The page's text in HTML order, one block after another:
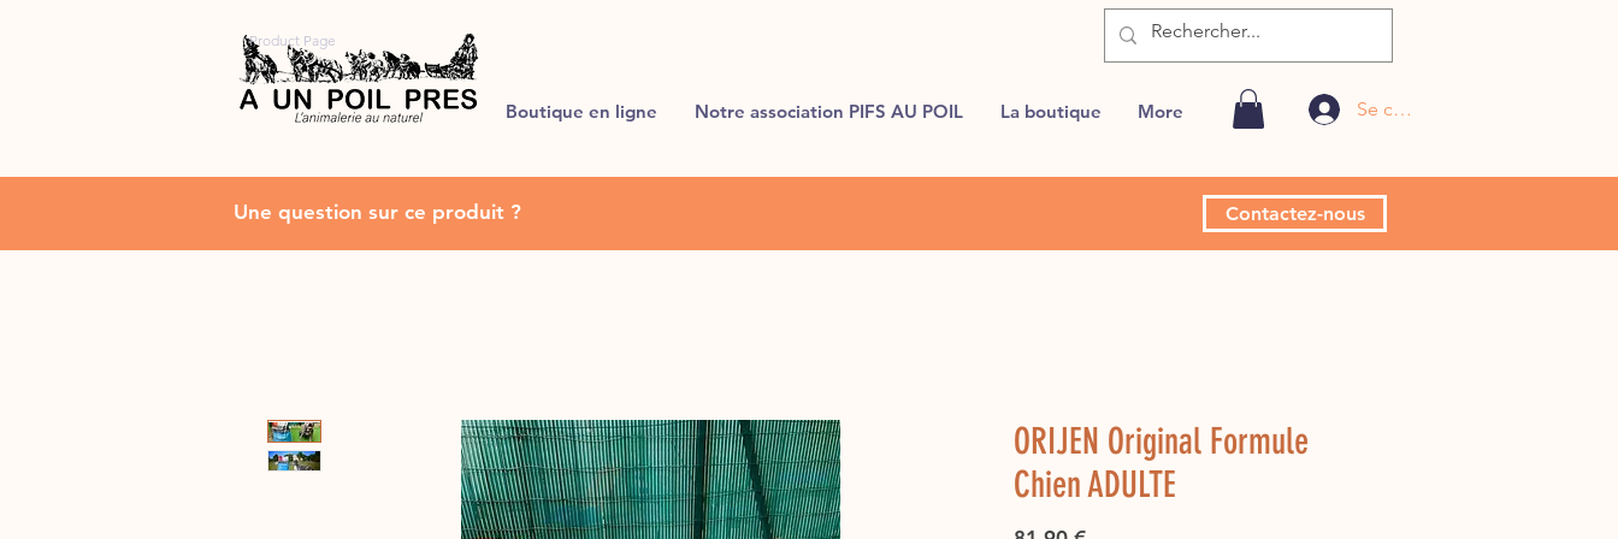
Boutique en ligne Notre association PIFS AU POIL La boutique More Se connecter
Product Page
Une question sur ce produit ? Contactez-nous
ORIJEN Original Formule
Chien ADULTE